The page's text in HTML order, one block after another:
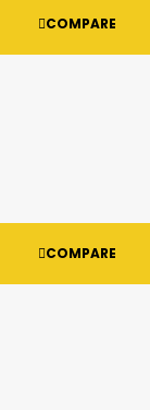
COMPARE
COMPARE